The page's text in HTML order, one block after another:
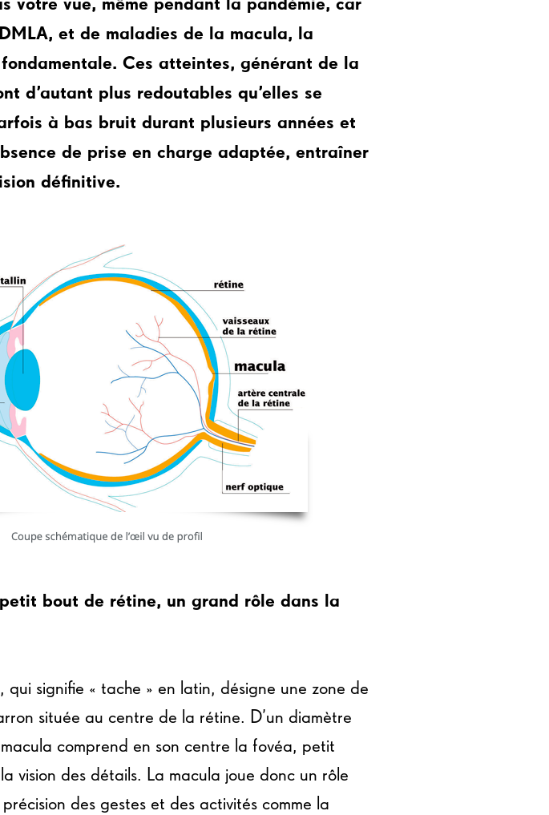
et de maladies de la macula, la
Ces atteintes, générant de la
d’autant plus redoutables qu’elles se
à bas bruit durant plusieurs années et
de prise en charge adaptée, entraîner
définitive.
bout de rétine, un grand rôle dans la
qui signifie « tache » en latin, désigne une zone de
située au centre de la rétine. D’un diamètre
comprend en son centre la fovéa, petit
vision des détails. La macula joue donc un rôle
des gestes et des activités comme la